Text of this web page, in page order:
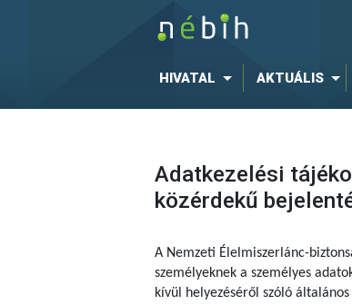
HIVATAL AKTUÁLIS
Adatkezelési
közérdekű
A Nemzeti Élelmiszerlánc-
személyeknek a személyes
kívül helyezéséről szóló